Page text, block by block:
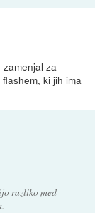
za
ki jih ima
razliko med